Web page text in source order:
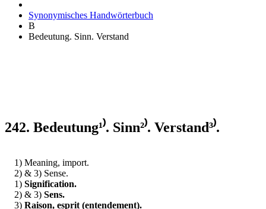
Synonymisches Handwörterbuch
B
Bedeutung. Sinn. Verstand
242. Bedeutung¹⁾. Sinn²⁾. Verstand³⁾.
1) Meaning, import.
2) & 3) Sense.
1) Signification.
2) & 3) Sens.
3) Raison, esprit (entendement).